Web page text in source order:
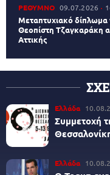
ΡΕΘΥΜΝΟ 09.07.2026
Μεταπτυχιακό δίπλωμα
Θεοπίστη Τζαγκαράκη
Αττικής
Ελλάδα
Συμμετοχή
Ελλάδα